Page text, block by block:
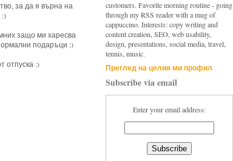
за да я върна на
:)
защо ми харесва
подаръци :)
отпуска :)
customers. Favorite morning routine - going
through my RSS reader with a mug of
cappuccino. Interests: copy writing and
content creation, SEO, web usability,
design, presentations, social media, travel,
tennis, music.
Преглед на целия ми профил
Subscribe via email
Enter your email address: